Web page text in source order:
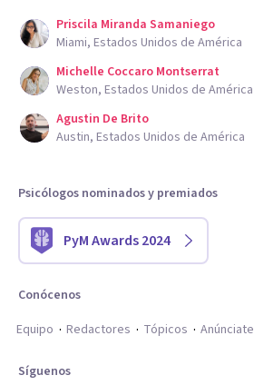
Priscila Miranda Samaniego
Miami, Estados Unidos de América
Michelle Coccaro Montserrat
Weston, Estados Unidos de América
Agustin De Brito
Austin, Estados Unidos de América
Psicólogos nominados y premiados
PyM Awards 2024
Conócenos
Equipo
Redactores Tópicos Anúnciate
Síguenos